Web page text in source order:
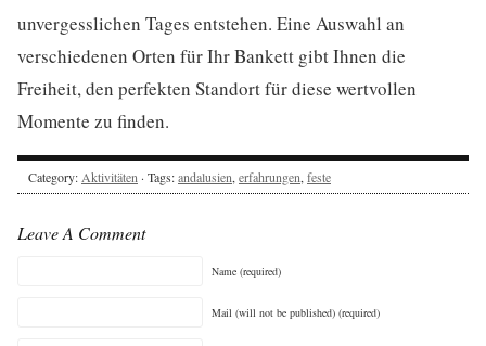
unvergesslichen Tages entstehen. Eine Auswahl an
verschiedenen Orten für Ihr Bankett gibt Ihnen die
Freiheit, den perfekten Standort für diese wertvollen
Momente zu finden.
Category: Aktivitäten · Tags:andalusien, erfahrungen, feste
Leave A Comment
Name (required)
Mail (will not be published) (required)